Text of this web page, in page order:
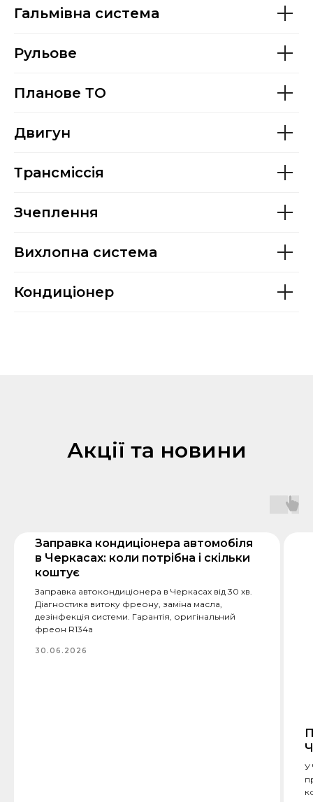
Гальмівна система
Рульове
Планове ТО
Двигун
Трансміссія
Зчеплення
Вихлопна система
Кондиціонер
Акції та новини
Заправка кондиціонера автомобіля
в Черкасах: коли потрібна і скільки
коштує
Заправка автокондиціонера в Черкасах від 30 хв.
Діагностика витоку фреону, заміна масла,
дезінфекція системи. Гарантія, оригінальний
фреон R134a
30.06.2026
У